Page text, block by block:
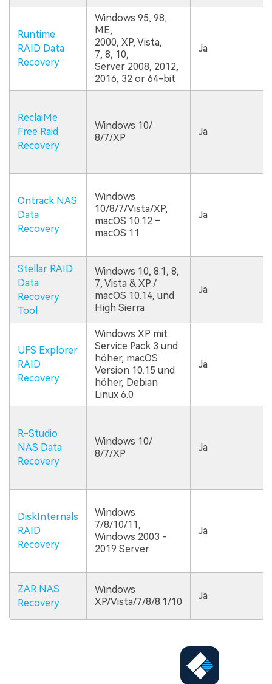
Runtime
RAID Data
Recovery
Windows 95, 98,
ME,
2000, XP, Vista,
7, 8, 10,
Server 2008, 2012,
2016, 32 or 64-bit
Ja
ReclaiMe
Free Raid
Recovery
Windows 10/
8/7/XP
Ja
Ontrack NAS
Data
Recovery
Windows
10/8/7/Vista/XP,
macOS 10.12 –
macOS 11
Ja
Stellar RAID
Data
Recovery
Tool
Windows 10, 8.1, 8,
7, Vista & XP /
macOS 10.14, und
High Sierra
Ja
UFS Explorer
RAID
Recovery
Windows XP mit
Service Pack 3 und
höher, macOS
Version 10.15 und
höher, Debian
Linux 6.0
Ja
R-Studio
NAS Data
Recovery
Windows 10/
8/7/XP
Ja
DiskInternals
RAID
Recovery
Windows
7/8/10/11,
Windows 2003 -
2019 Server
Ja
ZAR NAS
Recovery
Windows
XP/Vista/7/8/8.1/10
Ja